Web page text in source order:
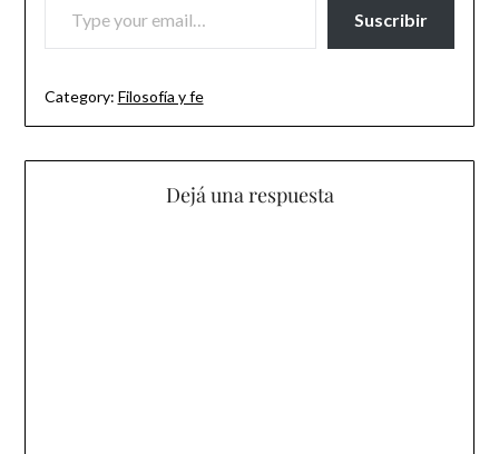
Suscribir
Category: Filosofía y fe
Dejá una respuesta